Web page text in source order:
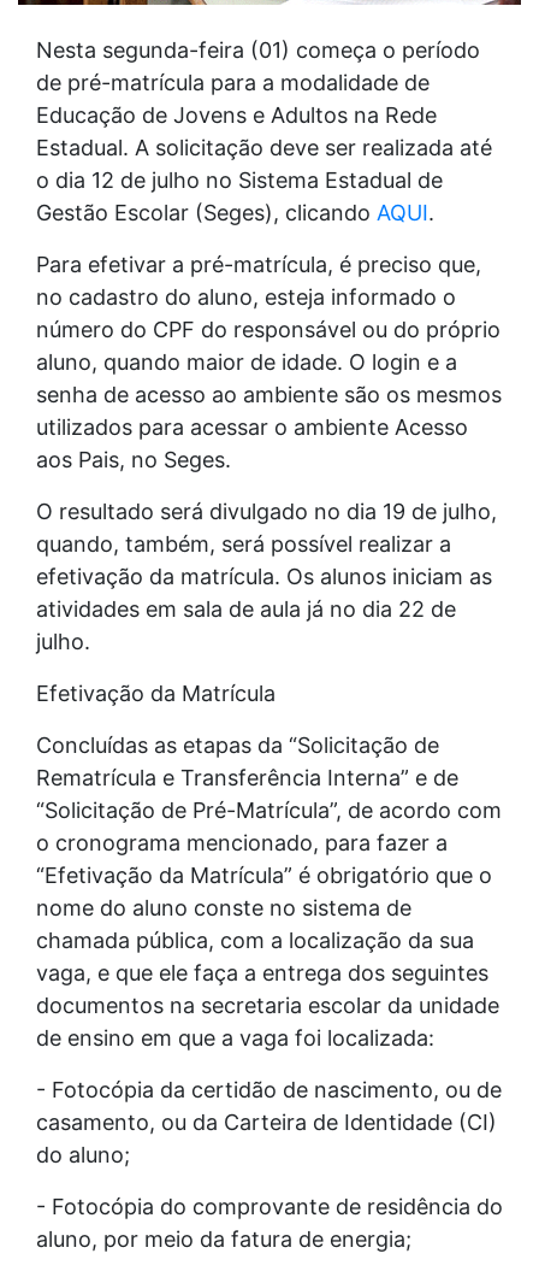
Nesta segunda-feira (01) começa o período
de pré-matrícula para a modalidade de
Educação de Jovens e Adultos na Rede
Estadual. A solicitação deve ser realizada até
o dia 12 de julho no Sistema Estadual de
Gestão Escolar (Seges), clicando AQUI.
Para efetivar a pré-matrícula, é preciso que,
no cadastro do aluno, esteja informado o
número do CPF do responsável ou do próprio
aluno, quando maior de idade. O login e a
senha de acesso ao ambiente são os mesmos
utilizados para acessar o ambiente Acesso
aos Pais, no Seges.
O resultado será divulgado no dia 19 de julho,
quando, também, será possível realizar a
efetivação da matrícula. Os alunos iniciam as
atividades em sala de aula já no dia 22 de
julho.
Efetivação da Matrícula
Concluídas as etapas da “Solicitação de
Rematrícula e Transferência Interna” e de
“Solicitação de Pré-Matrícula”, de acordo com
o cronograma mencionado, para fazer a
“Efetivação da Matrícula” é obrigatório que o
nome do aluno conste no sistema de
chamada pública, com a localização da sua
vaga, e que ele faça a entrega dos seguintes
documentos na secretaria escolar da unidade
de ensino em que a vaga foi localizada:
- Fotocópia da certidão de nascimento, ou de
casamento, ou da Carteira de Identidade (CI)
do aluno;
- Fotocópia do comprovante de residência do
aluno, por meio da fatura de energia;